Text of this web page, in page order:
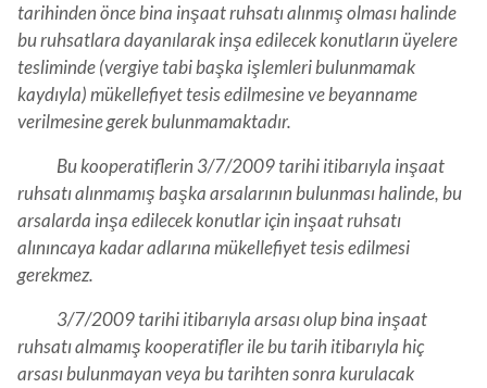
tarihinden önce bina inşaat ruhsatı alınmış olması halinde
bu ruhsatlara dayanılarak inşa edilecek konutların üyelere
tesliminde (vergiye tabi başka işlemleri bulunmamak
kaydıyla) mükellefiyet tesis edilmesine ve beyanname
verilmesine gerek bulunmamaktadır.
Bu kooperatiflerin 3/7/2009 tarihi itibarıyla inşaat
ruhsatı alınmamış başka arsalarının bulunması halinde, bu
arsalarda inşa edilecek konutlar için inşaat ruhsatı
alınıncaya kadar adlarına mükellefiyet tesis edilmesi
gerekmez.
3/7/2009 tarihi itibarıyla arsası olup bina inşaat
ruhsatı almamış kooperatifler ile bu tarih itibarıyla hiç
arsası bulunmayan veya bu tarihten sonra kurulacak